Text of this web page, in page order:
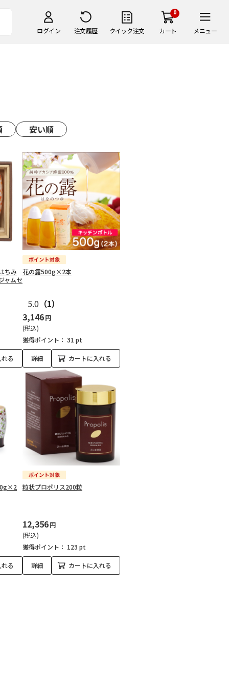
ログイン 注文履歴 クイック注文
0
カート メニュー
安い順
ちみ
ャムセ
る
花の露500g×2本
5.0 （1）
3,146円
(税込)
獲得ポイント： 31 pt
詳細 カートに入れる
る
粒状プロポリス200粒
12,356円
(税込)
獲得ポイント： 123 pt
詳細 カートに入れる